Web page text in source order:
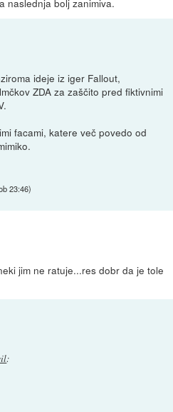
ideje iz iger Fallout,
ZDA za zaščito pred fiktivnimi
facami, katere več povedo od
23:46)
jim ne ratuje...res dobr da je tole
: